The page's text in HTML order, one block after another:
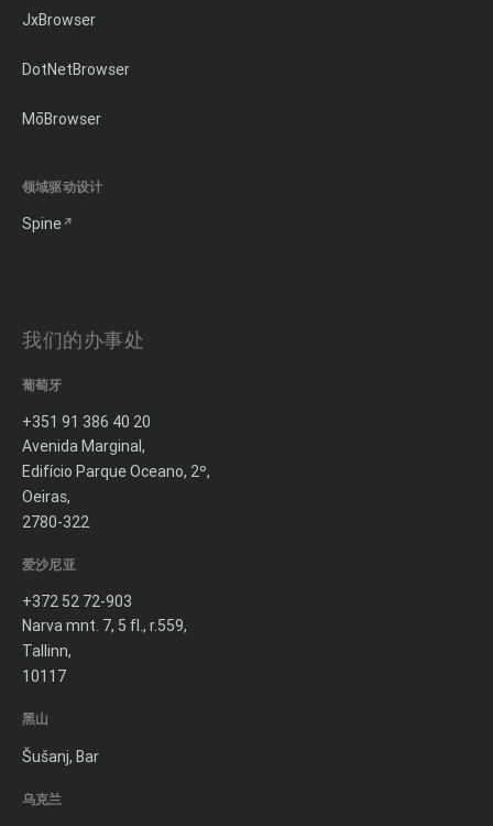
JxBrowser
DotNetBrowser
MōBrowser
领域驱动设计
Spine
我们的办事处
葡萄牙
+351 91 386 40 20
Avenida Marginal,
Edifício Parque Oceano, 2º,
Oeiras,
2780-322
爱沙尼亚
+372 52 72-903
Narva mnt. 7, 5 fl., r.559,
Tallinn,
10117
黑山
Šušanj, Bar
乌克兰